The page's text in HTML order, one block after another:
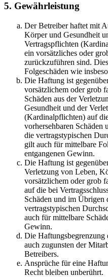
5. Gewährleistung
Der Betreiber haftet mit
Körper und Gesundheit
Vertragspflichten
ein vorsätzliches oder
zurückzuführen sind.
Folgeschäden wie
Die Haftung ist
vorsätzlichem oder grob
Schäden aus der
Gesundheit und der
(Kardinalpflichten) auf
vorhersehbaren Schäden
die vertragstypischen
gilt auch für mittelbare
entgangenen Gewinn.
Die Haftung ist
Verletzung von Leben,
vorsätzlichem oder grob
auf die bei
Schäden und im Übrigen
vertragstypischen
auch für mittelbare
Gewinn.
Die Haftungsbegrenzung
auch zugunsten der
Betreibers.
Ansprüche für eine
Recht bleiben unberührt.